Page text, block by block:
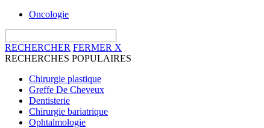
Oncologie
RECHERCHER FERMER X
RECHERCHES POPULAIRES
Chirurgie plastique
Greffe De Cheveux
Dentisterie
Chirurgie bariatrique
Ophtalmologie